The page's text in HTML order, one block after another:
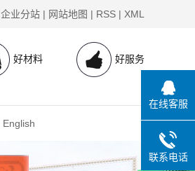
企业分站 | 网站地图 | RSS | XML
好材料 好服务
English
在线客服
联系电话